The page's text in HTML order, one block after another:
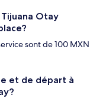
Otay
sont de 100 MXN
et de départ à